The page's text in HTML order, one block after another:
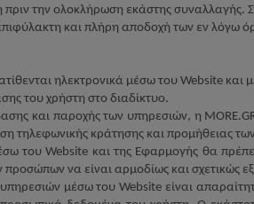
την ολοκλήρωση εκάστης
και πλήρη αποδοχή των εν λόγω
ηλεκτρονικά μέσω του Website και
του χρήστη στο διαδίκτυο.
και παροχής των υπηρεσιών, η MORE.
τηλεφωνικής κράτησης και προμήθειας
τουWebsite και της Εφαρμογής θα
να είναι αρμοδίως και σχετικώς
υπηρεσιών μέσω τουWebsite είναι